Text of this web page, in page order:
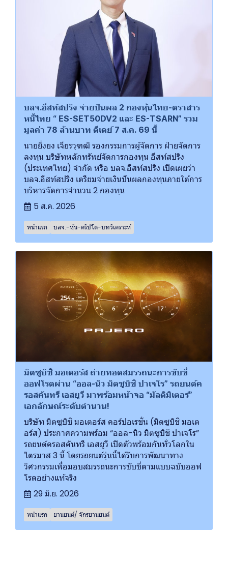
บลจ.อีสท์สปริง จ่ายปันผล 2 กองหุ้นไทย-ตราสาร
หนี้ไทย “ ES-SET50DV2 และ ES-TSARN” รวม
มูลค่า 78 ล้านบาท ดีเดย์ 7 ส.ค. 69 นี้
นายยิ่งยง เจียรวุฑฒิ รองกรรมการผู้จัดการ ฝ่ายจัดการ
ลงทุน บริษัทหลักทรัพย์จัดการกองทุน อีสท์สปริง
(ประเทศไทย) จำกัด หรือ บลจ.อีสท์สปริง เปิดเผยว่า
บลจ.อีสท์สปริง เตรียมจ่ายเงินปันผลกองทุนภายใต้การ
บริหารจัดการจำนวน 2 กองทุน
5 ส.ค. 2026
หน้าแรก บลจ.-หุ้น-คริปโต-บทวิเคราะห์
มิตซูบิชิ มอเตอร์ส ถ่ายทอดสมรรถนะการขับขี่
ออฟโรดผ่าน “ออล-นิว มิตซูบิชิ ปาเจโร” รถยนต์ค
รอสคันทรี เอสยูวี มาพร้อมหน้าจอ “มัลติมิเตอร์”
เอกลักษณ์ระดับตำนาน!
บริษัท มิตซูบิชิ มอเตอร์ส คอร์ปอเรชั่น (มิตซูบิชิ มอเต
อร์ส) ประกาศความพร้อม “ออล-นิว มิตซูบิชิ ปาเจโร”
รถยนต์ครอสคันทรี เอสยูวี เปิดตัวพร้อมกันทั่วโลกใน
ไตรมาส 3 นี้ โดยรถยนต์รุ่นนี้ได้รับการพัฒนาทาง
วิศวกรรมเพื่อมอบสมรรถนะการขับขี่ตามแบบฉบับออฟ
โรดอย่างแท้จริง
29 มิ.ย. 2026
หน้าแรก ยานยนต์/ จักรยานยนต์